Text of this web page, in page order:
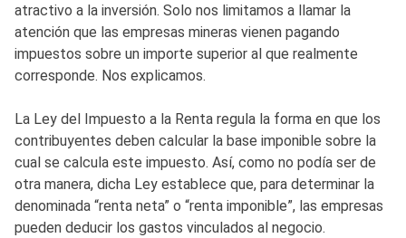
atractivo a la inversión. Solo nos limitamos a llamar la
atención que las empresas mineras vienen pagando
impuestos sobre un importe superior al que realmente
corresponde. Nos explicamos.
La Ley del Impuesto a la Renta regula la forma en que los
contribuyentes deben calcular la base imponible sobre la
cual se calcula este impuesto. Así, como no podía ser de
otra manera, dicha Ley establece que, para determinar la
denominada “renta neta” o “renta imponible”, las empresas
pueden deducir los gastos vinculados al negocio.